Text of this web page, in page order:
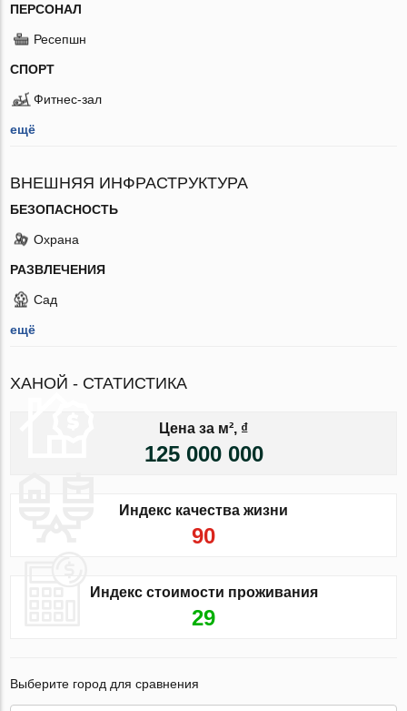
ПЕРСОНАЛ
Ресепшн
СПОРТ
Фитнес-зал
ещё
ВНЕШНЯЯ ИНФРАСТРУКТУРА
БЕЗОПАСНОСТЬ
Охрана
РАЗВЛЕЧЕНИЯ
Сад
ещё
ХАНОЙ - СТАТИСТИКА
Цена за м², ₫
125 000 000
Индекс качества жизни
90
Индекс стоимости проживания
29
Выберите город для сравнения